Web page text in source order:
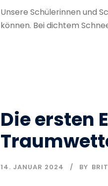
Unsere Schülerinnen und
können. Bei dichtem
Die ersten
14. JANUAR 2024 BY